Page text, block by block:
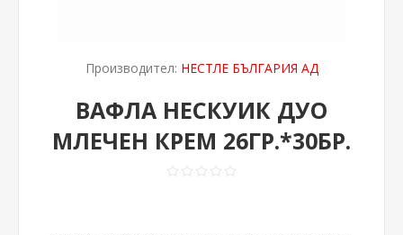
Производител: НЕСТЛЕ БЪЛГАРИЯ АД
ВАФЛА НЕСКУИК ДУО
МЛЕЧЕН КРЕМ 26ГР.*30БР.